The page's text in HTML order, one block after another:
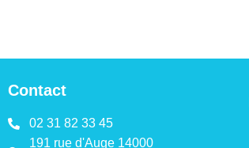
Contact
02 31 82 33 45
191 rue d'Auge 14000